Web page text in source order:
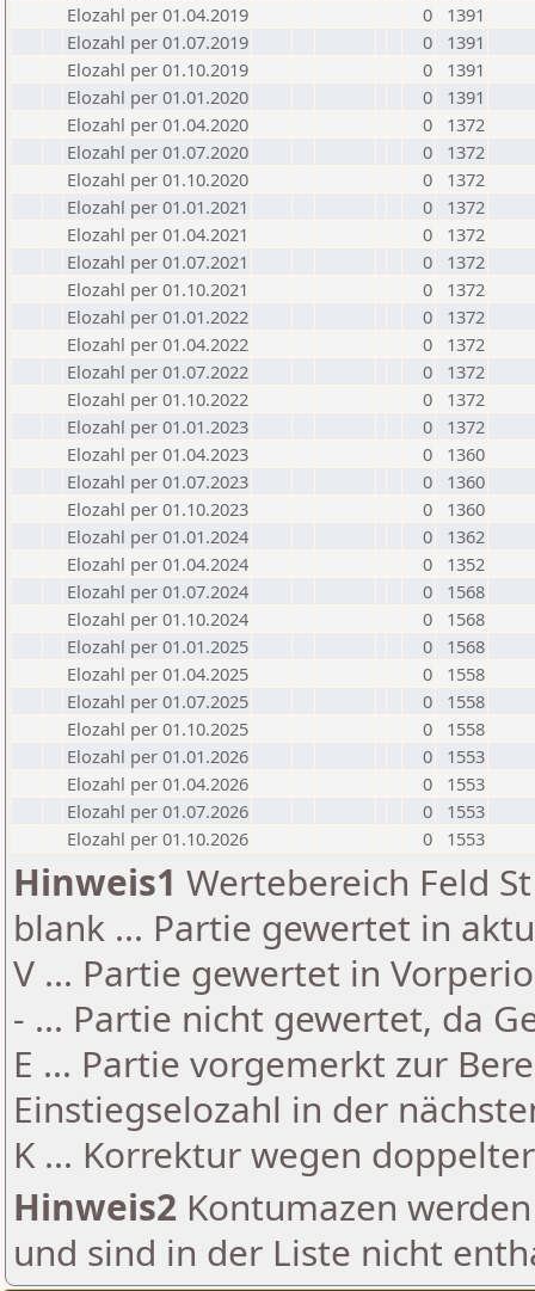
Elozahl per 01.04.2019
0
1391
Elozahl per 01.07.2019
0
1391
Elozahl per 01.10.2019
0
1391
Elozahl per 01.01.2020
0
1391
Elozahl per 01.04.2020
0
1372
Elozahl per 01.07.2020
0
1372
Elozahl per 01.10.2020
0
1372
Elozahl per 01.01.2021
0
1372
Elozahl per 01.04.2021
0
1372
Elozahl per 01.07.2021
0
1372
Elozahl per 01.10.2021
0
1372
Elozahl per 01.01.2022
0
1372
Elozahl per 01.04.2022
0
1372
Elozahl per 01.07.2022
0
1372
Elozahl per 01.10.2022
0
1372
Elozahl per 01.01.2023
0
1372
Elozahl per 01.04.2023
0
1360
Elozahl per 01.07.2023
0
1360
Elozahl per 01.10.2023
0
1360
Elozahl per 01.01.2024
0
1362
Elozahl per 01.04.2024
0
1352
Elozahl per 01.07.2024
0
1568
Elozahl per 01.10.2024
0
1568
Elozahl per 01.01.2025
0
1568
Elozahl per 01.04.2025
0
1558
Elozahl per 01.07.2025
0
1558
Elozahl per 01.10.2025
0
1558
Elozahl per 01.01.2026
0
1553
Elozahl per 01.04.2026
0
1553
Elozahl per 01.07.2026
0
1553
Elozahl per 01.10.2026
0 1553
Hinweis1 Wertebereich Feld
blank ... Partie gewertet in
V ... Partie gewertet in
- ... Partie nicht gewertet, da
E ... Partie vorgemerkt zur
Einstiegselozahl in der
K ... Korrektur wegen
Hinweis2 Kontumazen
und sind in der Liste nicht